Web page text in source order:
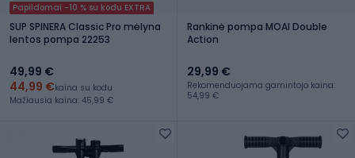
Papildomai -10 % su kodu EXTRA
SUP SPINERA Classic Pro mėlyna
lentos pompa 22253
49,99 €
44,99 €kaina su kodu
Mažiausia kaina: 45,99 €
Rankinė pompa MOAI Double
Action
29,99 €
Rekomenduojama gamintojo kaina:
54,99 €